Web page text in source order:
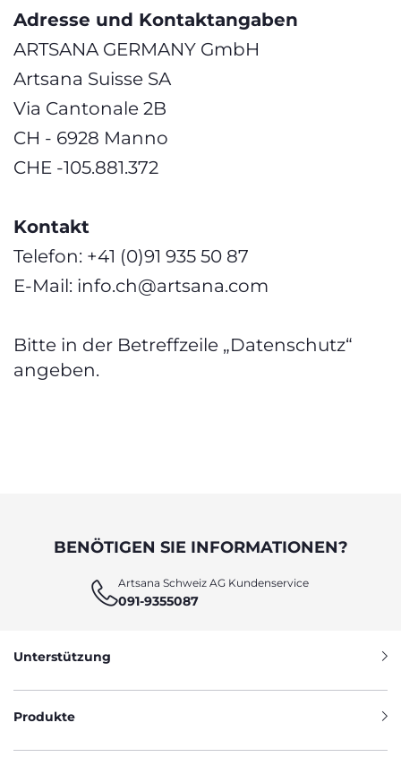
Adresse und Kontaktangaben
ARTSANA GERMANY GmbH
Artsana Suisse SA
Via Cantonale 2B
CH - 6928 Manno
CHE -105.881.372
Kontakt
Telefon: +41 (0)91 935 50 87
E-Mail: info.ch@artsana.com
Bitte in der Betreffzeile „Datenschutz“
angeben.
BENÖTIGEN SIE INFORMATIONEN?
Artsana Schweiz AG Kundenservice
091-9355087
Unterstützung
Produkte